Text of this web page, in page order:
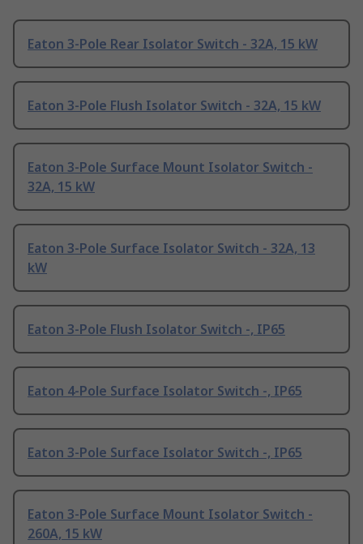
Eaton 3-Pole Rear Isolator Switch - 32A, 15 kW
Eaton 3-Pole Flush Isolator Switch - 32A, 15 kW
Eaton 3-Pole Surface Mount Isolator Switch -
32A, 15 kW
Eaton 3-Pole Surface Isolator Switch - 32A, 13
kW
Eaton 3-Pole Flush Isolator Switch -, IP65
Eaton 4-Pole Surface Isolator Switch -, IP65
Eaton 3-Pole Surface Isolator Switch -, IP65
Eaton 3-Pole Surface Mount Isolator Switch -
260A, 15 kW